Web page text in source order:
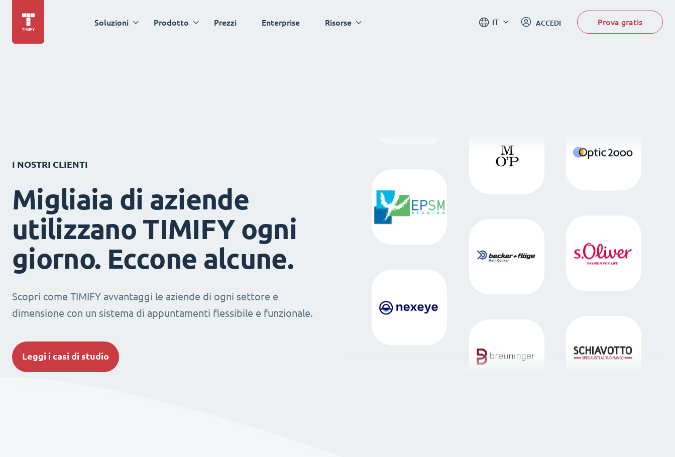
Soluzioni Prodotto Prezzi Enterprise Risorse IT ACCEDI Prova gratis
I NOSTRI CLIENTI
Migliaia di aziende
utilizzano TIMIFY ogni
giorno. Eccone alcune.
Scopri come TIMIFY avvantaggi le aziende di ogni settore e
dimensione con un sistema di appuntamenti flessibile e funzionale.
Leggi i casi di studio